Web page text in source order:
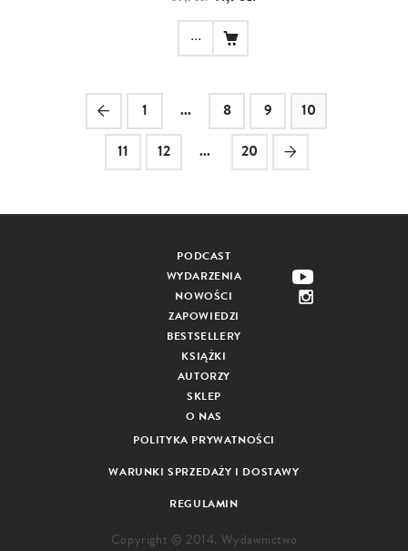
...
1 ... 8 9
10
11
12 ... 20
PODCAST
WYDARZENIA
NOWOŚCI
ZAPOWIEDZI
BESTSELLERY
KSIĄŻKI
AUTORZY
SKLEP
O NAS
POLITYKA PRYWATNOŚCI
WARUNKI SPRZEDAŻY I DOSTAWY
REGULAMIN
Copyright © 2014. Wydawnictwo